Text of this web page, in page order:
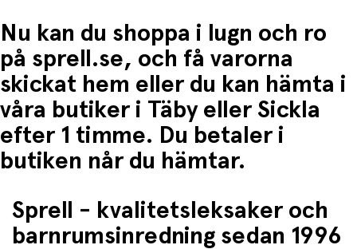
Nu kan du shoppa i lugn och ro
på sprell.se, och få varorna
skickat hem eller du kan hämta i
våra butiker i Täby eller Sickla
efter 1 timme. Du betaler i
butiken når du hämtar.
Sprell - kvalitetsleksaker och
barnrumsinredning sedan 1996